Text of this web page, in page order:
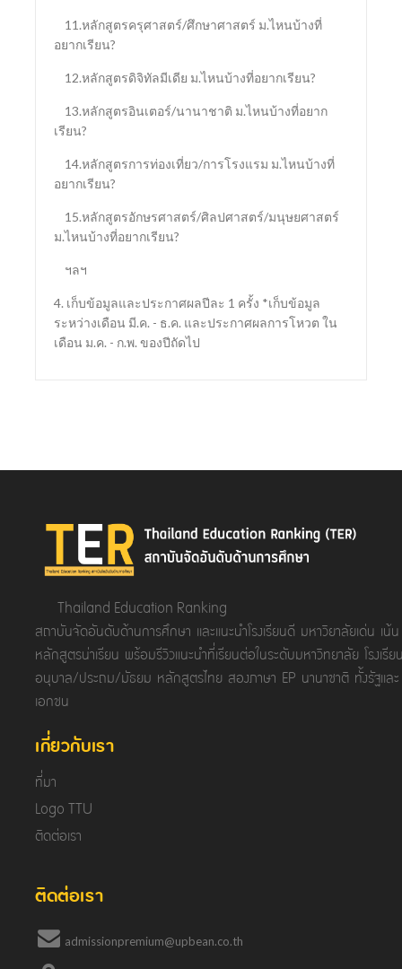
11.หลักสูตรครุศาสตร์/ศึกษาศาสตร์ ม.ไหนบ้างที่
อยากเรียน?
12.หลักสูตรดิจิทัลมีเดีย ม.ไหนบ้างที่อยากเรียน?
13.หลักสูตรอินเตอร์/นานาชาติ ม.ไหนบ้างที่อยาก
เรียน?
14.หลักสูตรการท่องเที่ยว/การโรงแรม ม.ไหนบ้างที่
อยากเรียน?
15.หลักสูตรอักษรศาสตร์/ศิลปศาสตร์/มนุษยศาสตร์
ม.ไหนบ้างที่อยากเรียน?
ฯลฯ
4. เก็บข้อมูลและประกาศผลปีละ 1 ครั้ง *เก็บข้อมูล
ระหว่างเดือน มี.ค. - ธ.ค. และประกาศผลการโหวต ใน
เดือน ม.ค. - ก.พ. ของปีถัดไป
Thailand Education Ranking
สถาบันจัดอันดับด้านการศึกษา และแนะนำโรงเรียนดี มหาวิยาลัยเด่น เน้น
หลักสูตรน่าเรียน พร้อมรีวิวแนะนำที่เรียนต่อในระดับมหาวิทยาลัย โรงเรีย
อนุบาล/ประถม/มัธยม หลักสูตรไทย สองภาษา EP นานาชาติ ทั้งรัฐและ
เอกชน
เกี่ยวกับเรา
ที่มา
Logo TTU
ติดต่อเรา
ติดต่อเรา
admissionpremium@upbean.co.th